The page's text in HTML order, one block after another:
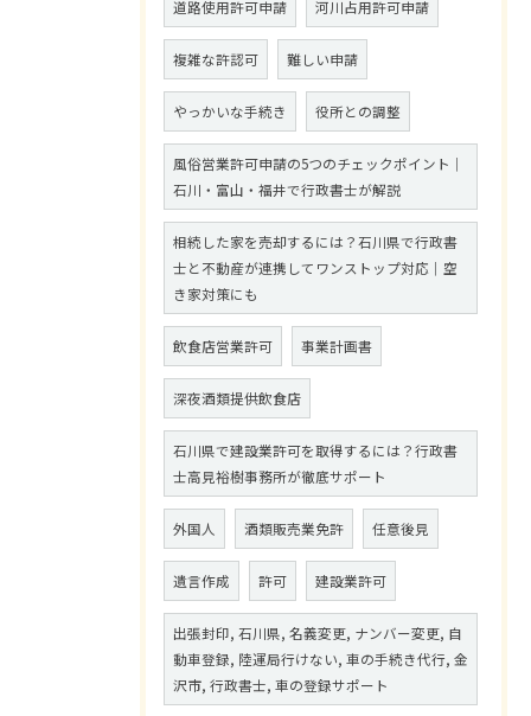
道路使用許可申請 河川占用許可申請
複雑な許認可 難しい申請
やっかいな手続き 役所との調整
風俗営業許可申請の5つのチェックポイント｜
石川・富山・福井で行政書士が解説
相続した家を売却するには？石川県で行政書
士と不動産が連携してワンストップ対応｜空
き家対策にも
飲食店営業許可 事業計画書
深夜酒類提供飲食店
石川県で建設業許可を取得するには？行政書
士高見裕樹事務所が徹底サポート
外国人 酒類販売業免許 任意後見
遺言作成 許可 建設業許可
出張封印, 石川県, 名義変更, ナンバー変更, 自
動車登録, 陸運局行けない, 車の手続き代行, 金
沢市, 行政書士, 車の登録サポート